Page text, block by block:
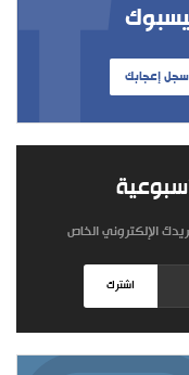
سجل إعجابك
الإلكتروني الخاص
اشترك